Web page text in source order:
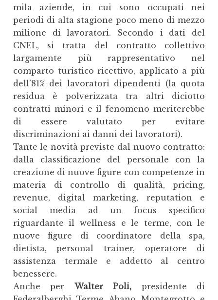
mila aziende, in cui sono occupati nei
periodi di alta stagione poco meno di mezzo
milione di lavoratori. Secondo i dati del
CNEL, si tratta del contratto collettivo
largamente più rappresentativo nel
comparto turistico ricettivo, applicato a più
dell’81% dei lavoratori dipendenti (la quota
residua è polverizzata tra altri diciotto
contratti minori e il fenomeno meriterebbe
di essere valutato per evitare
discriminazioni ai danni dei lavoratori).
Tante le novità previste dal nuovo contratto:
dalla classificazione del personale con la
creazione di nuove figure con competenze in
materia di controllo di qualità, pricing,
revenue, digital marketing, reputation e
social media ad un focus specifico
riguardante il wellness e le terme, con le
nuove figure di coordinatore della spa,
dietista, personal trainer, operatore di
assistenza termale e addetto al centro
benessere.
Anche per Walter Poli, presidente di